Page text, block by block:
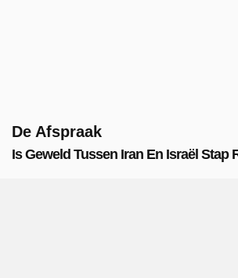
De Afspraak
Is Geweld Tussen Iran En Israël Stap